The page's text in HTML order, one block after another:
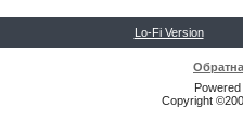
Lo-Fi Version
Copyright